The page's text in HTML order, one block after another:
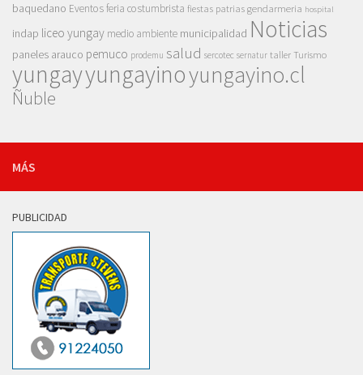
baquedano Eventosferia costumbrista fiestas patrias gendarmeria hospital
indap liceo yungay medio ambiente municipalidad Noticias
paneles arauco pemuco prodemu salud sercotec sernatur taller Turismo
yungayyungayinoyungayino.cl
Ñuble
MÁS
PUBLICIDAD